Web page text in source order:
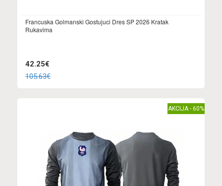
Francuska Golmanski Gostujuci Dres SP 2026 Kratak
Rukavima
42.25€
105.63€
AKCIJA - 60%